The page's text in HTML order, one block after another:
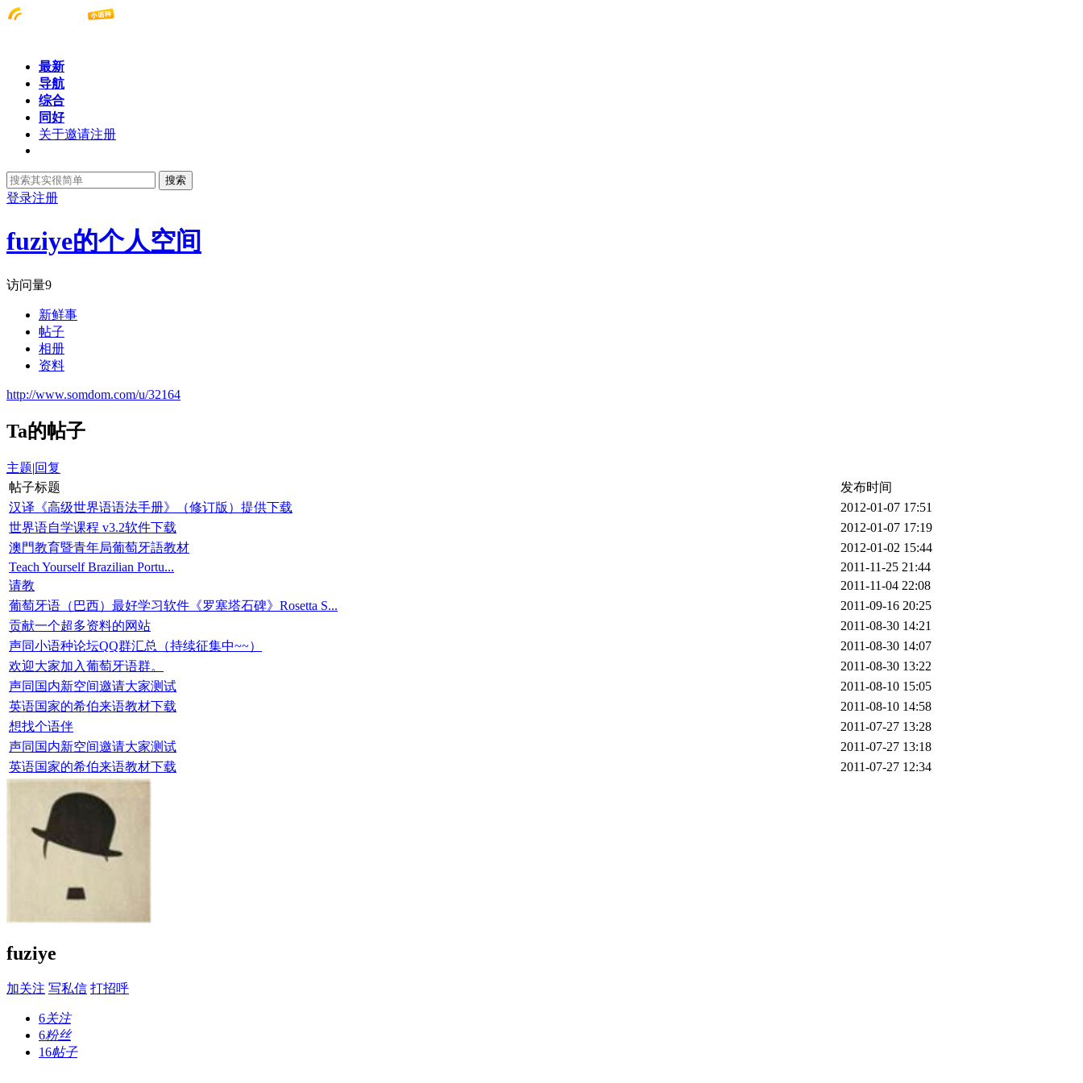
最新
导航
综合
同好
关于邀请注册
搜索
登录注册
fuziye的个人空间
访问量9
新鲜事
帖子
相册
资料
http://www.somdom.com/u/32164
Ta的帖子
主题|回复
帖子标题
发布时间
汉译《高级世界语语法手册》（修订版）提供下载
2012-01-07 17:51
世界语自学课程 v3.2软件下载
2012-01-07 17:19
澳門教育暨青年局葡萄牙語教材
2012-01-02 15:44
Teach Yourself Brazilian Portu...
2011-11-25 21:44
请教
2011-11-04 22:08
葡萄牙语（巴西）最好学习软件《罗塞塔石碑》Rosetta S...
2011-09-16 20:25
贡献一个超多资料的网站
2011-08-30 14:21
声同小语种论坛QQ群汇总（持续征集中~~）
2011-08-30 14:07
欢迎大家加入葡萄牙语群。
2011-08-30 13:22
声同国内新空间邀请大家测试
2011-08-10 15:05
英语国家的希伯来语教材下载
2011-08-10 14:58
想找个语伴
2011-07-27 13:28
声同国内新空间邀请大家测试
2011-07-27 13:18
英语国家的希伯来语教材下载
2011-07-27 12:34
fuziye
加关注 写私信 打招呼
6关注
6粉丝
16帖子